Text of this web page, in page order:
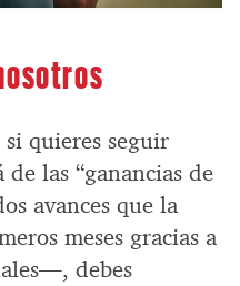
quieres seguir
las “ganancias de
avances que la
meses gracias a
debes